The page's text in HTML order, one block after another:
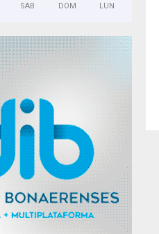
SAB DOM LUN